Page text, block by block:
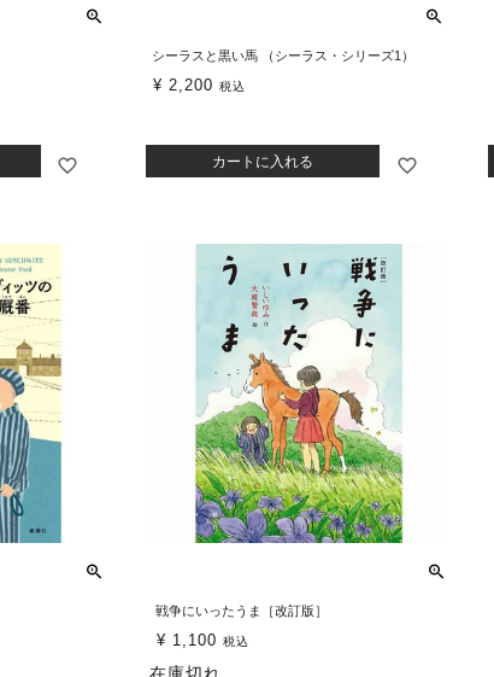
シーラスと黒い馬 （シーラス・シリーズ1）
¥ 2,200 税込
カートに入れる
戦争にいったうま［改訂版］
¥ 1,100 税込